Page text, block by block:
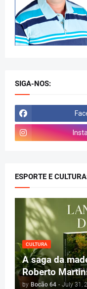
SIGA-NOS:
ESPORTE E
CULTURA
A saga da
Roberto
by Bocão 64 - July 31,